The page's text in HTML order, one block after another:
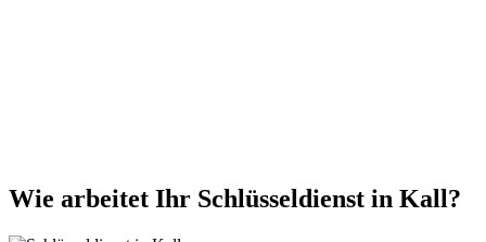
Wie arbeitet Ihr Schlüsseldienst in Kall?